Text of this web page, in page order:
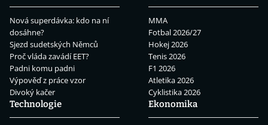
Nová superdávka: kdo na ní
dosáhne?
Sjezd sudetských Němců
Proč vláda zavádí EET?
Padni komu padni
Výpověď z práce vzor
Divoký kačer
MMA
Fotbal 2026/27
Hokej 2026
Tenis 2026
F1 2026
Atletika 2026
Cyklistika 2026
Technologie
Ekonomika